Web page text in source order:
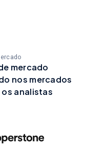
mercado
nos mercados
analistas